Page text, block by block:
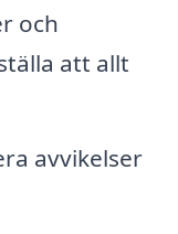
och
att allt
avvikelser